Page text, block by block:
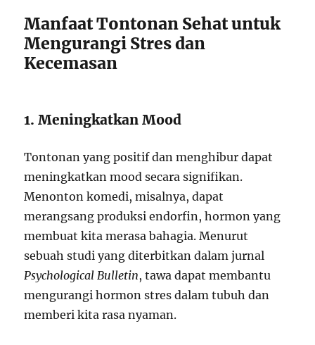
Manfaat Tontonan Sehat untuk
Mengurangi Stres dan
Kecemasan
1. Meningkatkan Mood
Tontonan yang positif dan menghibur dapat
meningkatkan mood secara signifikan.
Menonton komedi, misalnya, dapat
merangsang produksi endorfin, hormon yang
membuat kita merasa bahagia. Menurut
sebuah studi yang diterbitkan dalam jurnal
Psychological Bulletin, tawa dapat membantu
mengurangi hormon stres dalam tubuh dan
memberi kita rasa nyaman.